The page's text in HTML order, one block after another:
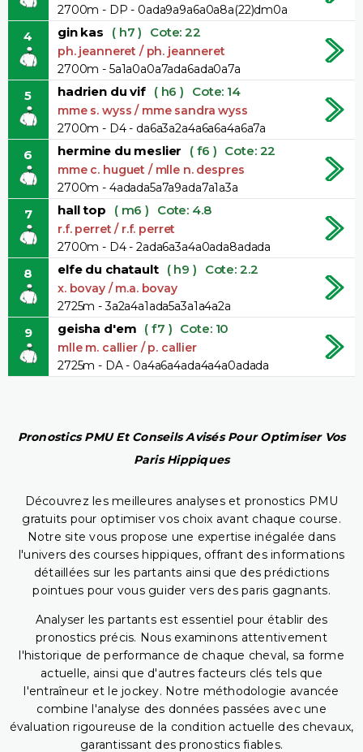
2700m - DP - 0ada9a9a6a0a8a(22)dm0a
4 gin kas ( h7 ) Cote: 22
ph. jeanneret / ph. jeanneret
2700m - 5a1a0a0a7ada6ada0a7a
5 hadrien du vif ( h6 ) Cote: 14
mme s. wyss / mme sandra wyss
2700m - D4 - da6a3a2a4a6a6a4a6a7a
6 hermine du meslier ( f6 ) Cote: 22
mme c. huguet / mlle n. despres
2700m - 4adada5a7a9ada7a1a3a
7 hall top ( m6 ) Cote: 4.8
r.f. perret / r.f. perret
2700m - D4 - 2ada6a3a4a0ada8adada
8 elfe du chatault ( h9 ) Cote: 2.2
x. bovay / m.a. bovay
2725m - 3a2a4a1ada5a3a1a4a2a
9 geisha d'em ( f7 ) Cote: 10
mlle m. callier / p. callier
2725m - DA - 0a4a6a4ada4a4a0adada
Pronostics PMU Et Conseils Avisés Pour Optimiser Vos
Paris Hippiques
Découvrez les meilleures analyses et pronostics PMU
gratuits pour optimiser vos choix avant chaque course.
Notre site vous propose une expertise inégalée dans
l'univers des courses hippiques, offrant des informations
détaillées sur les partants ainsi que des prédictions
pointues pour vous guider vers des paris gagnants.
Analyser les partants est essentiel pour établir des
pronostics précis. Nous examinons attentivement
l'historique de performance de chaque cheval, sa forme
actuelle, ainsi que d'autres facteurs clés tels que
l'entraîneur et le jockey. Notre méthodologie avancée
combine l'analyse des données passées avec une
évaluation rigoureuse de la condition actuelle des chevaux,
garantissant des pronostics fiables.